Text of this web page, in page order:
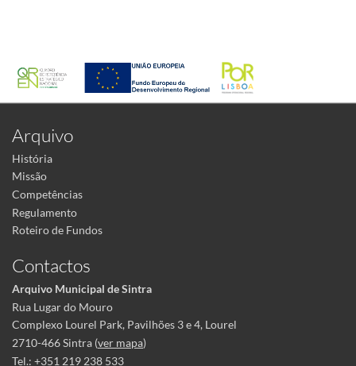
Arquivo
História
Missão
Competências
Regulamento
Roteiro de Fundos
Contactos
Arquivo Municipal de Sintra
Rua Lugar do Mouro
Complexo Lourel Park, Pavilhões 3 e 4, Lourel
2710-466 Sintra (ver mapa)
Tel.: +351 219 238 533